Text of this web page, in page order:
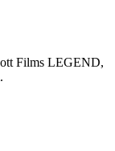
Films LEGEND,